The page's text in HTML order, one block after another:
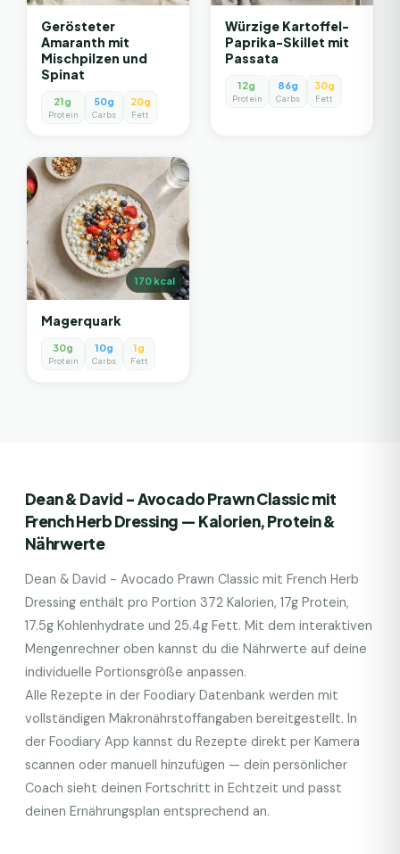
Gerösteter
Amaranth mit
Mischpilzen und
Spinat
21g
Protein
50g
Carbs
20g
Fett
Würzige Kartoffel-
Paprika-Skillet mit
Passata
12g
Protein
86g
Carbs
30g
Fett
170kcal
Magerquark
30g
Protein
10g
Carbs
1g
Fett
Dean & David - Avocado Prawn Classic mit
French Herb Dressing — Kalorien, Protein &
Nährwerte
Dean & David - Avocado Prawn Classic mit French Herb
Dressing enthält pro Portion 372 Kalorien, 17g Protein,
17.5g Kohlenhydrate und 25.4g Fett. Mit dem interaktiven
Mengenrechner oben kannst du die Nährwerte auf deine
individuelle Portionsgröße anpassen.
Alle Rezepte in der Foodiary Datenbank werden mit
vollständigen Makronährstoffangaben bereitgestellt. In
der Foodiary App kannst du Rezepte direkt per Kamera
scannen oder manuell hinzufügen — dein persönlicher
Coach sieht deinen Fortschritt in Echtzeit und passt
deinen Ernährungsplan entsprechend an.